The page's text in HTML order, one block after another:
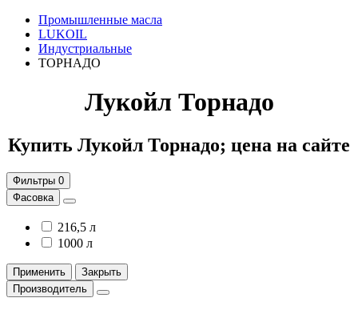
Промышленные масла
LUKOIL
Индустриальные
ТОРНАДО
Лукойл Торнадо
Купить Лукойл Торнадо; цена на сайте
Фильтры 0
Фасовка
216,5 л
1000 л
Применить
Закрыть
Производитель